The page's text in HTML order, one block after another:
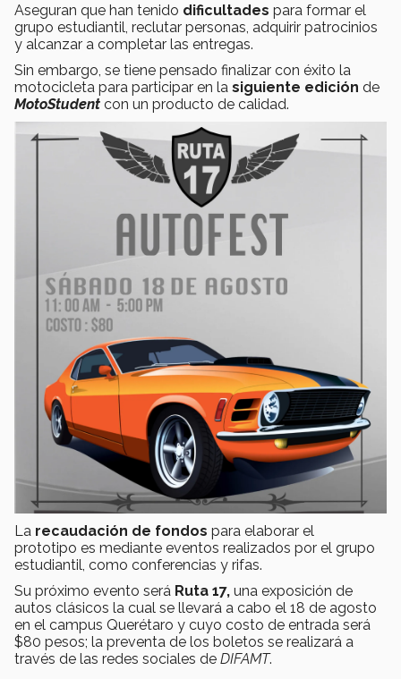
Aseguran que han tenido dificultades para formar el
grupo estudiantil, reclutar personas, adquirir patrocinios
y alcanzar a completar las entregas.
Sin embargo, se tiene pensado finalizar con éxito la
motocicleta para participar en la siguiente edición de
MotoStudent con un producto de calidad.
La recaudación de fondos para elaborar el
prototipo es mediante eventos realizados por el grupo
estudiantil, como conferencias y rifas.
Su próximo evento será Ruta 17, una exposición de
autos clásicos la cual se llevará a cabo el 18 de agosto
en el campus Querétaro y cuyo costo de entrada será
$80 pesos; la preventa de los boletos se realizará a
través de las redes sociales de DIFAMT.